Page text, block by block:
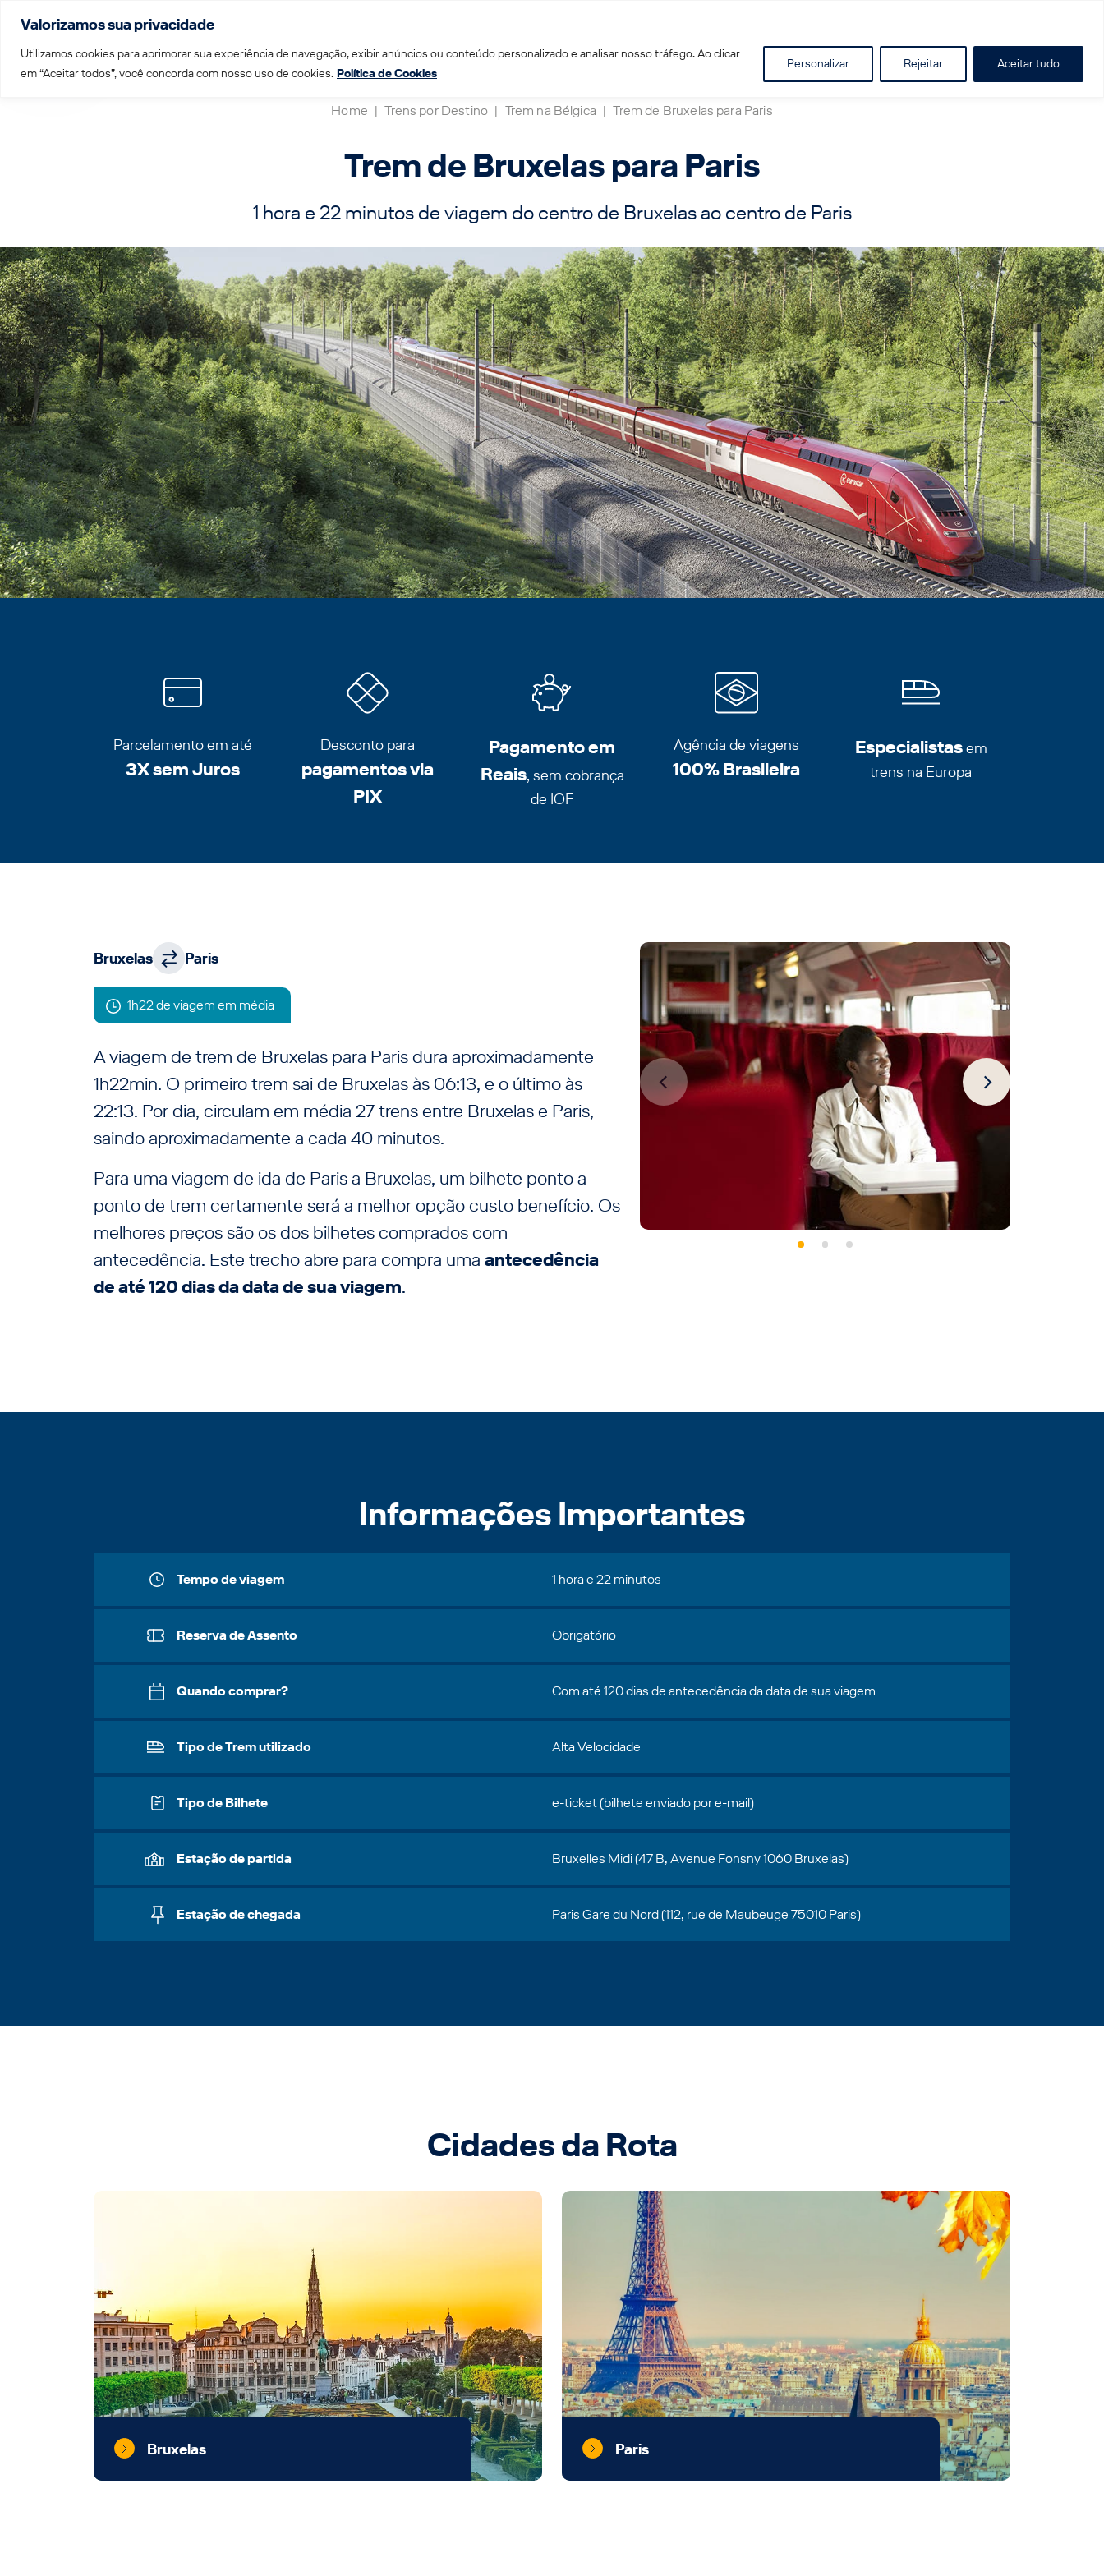
Valorizamos sua privacidade
Utilizamos cookies para aprimorar sua experiência de navegação, exibir anúncios ou conteúdo personalizado e analisar nosso tráfego. Ao clicar
em “Aceitar todos”, você concorda com nosso uso de cookies. Política de Cookies
Personalizar Rejeitar Aceitar tudo
Home | Trens por Destino | Trem na Bélgica | Trem de Bruxelas para Paris
Trem de Bruxelas para Paris
1 hora e 22 minutos de viagem do centro de Bruxelas ao centro de Paris
Parcelamento em até
3X sem Juros
Desconto para
pagamentos via
PIX
Pagamento em
Reais, sem cobrança
de IOF
Agência de viagens
100% Brasileira
Especialistasem
trens na Europa
Bruxelas Paris
1h22 de viagem em média
A viagem de trem de Bruxelas para Paris dura aproximadamente
1h22min. O primeiro trem sai de Bruxelas às 06:13, e o último às
22:13. Por dia, circulam em média 27 trens entre Bruxelas e Paris,
saindo aproximadamente a cada 40 minutos.
Para uma viagem de ida de Paris a Bruxelas, um bilhete ponto a
ponto de trem certamente será a melhor opção custo benefício. Os
melhores preços são os dos bilhetes comprados com
antecedência. Este trecho abre para compra uma antecedência
de até 120 dias da data de sua viagem.
Informações Importantes
Tempo de viagem 1 hora e 22 minutos
Reserva de Assento Obrigatório
Quando comprar? Com até 120 dias de antecedência da data de sua viagem
Tipo de Trem utilizado Alta Velocidade
Tipo de Bilhete e-ticket (bilhete enviado por e-mail)
Estação de partida Bruxelles Midi (47 B, Avenue Fonsny 1060 Bruxelas)
Estação de chegada Paris Gare du Nord (112, rue de Maubeuge 75010 Paris)
Cidades da Rota
Bruxelas Paris